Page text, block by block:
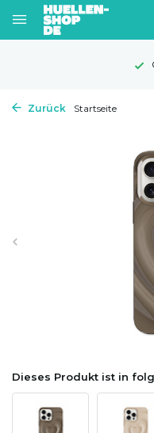
Zurück Startseite
Dieses Produkt ist in